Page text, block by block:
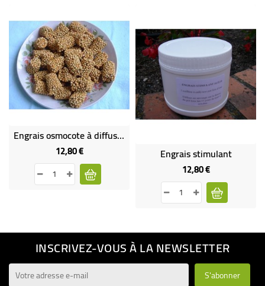
Engrais osmocote à diffusion lente
12,80 €Prix Engrais stimulant
12,80 €Prix
INSCRIVEZ-VOUS À LA NEWSLETTER